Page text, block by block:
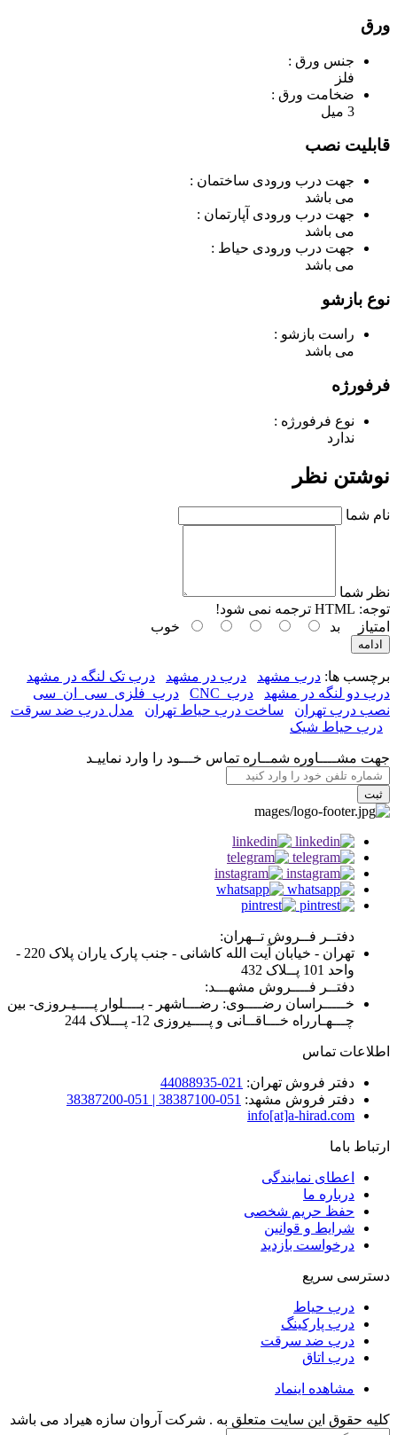
ورق
جنس ورق :
فلز
ضخامت ورق :
3 میل
قابلیت نصب
جهت درب ورودی ساختمان :
می باشد
جهت درب ورودی آپارتمان :
می باشد
جهت درب ورودی حیاط :
می باشد
نوع بازشو
راست بازشو :
می باشد
فرفورژه
نوع فرفورژه :
ندارد
نوشتن نظر
نام شما
نظر شما
توجه:
امتیاز
بد خوب
ادامه
برچسب ها: درب مشهد درب در مشهد
درب تک لنگه در مشهد
درب دو لنگه در مشهد
درب_CNC
درب_فلزی_سی_ان_سی
نصب درب تهران
ساخت درب حیاط تهران
مدل درب ضد سرقت
درب حیاط شیک
جهت مشــــاوره شمــاره تماس خـــود را وارد نماييـد
ثبت
دفتــر فــروش تــهران:
تهران - خیابان آیت الله کاشانی - جنب پارک یاران پلاک 220 -
واحد 101 پــلاک 432
دفتــر فــــروش مشهـــد:
خـــــراسان رضــــوی: رضـــاشهر - بــــلوار پــــیـروزی- بین
چـــهـارراه خـــاقــانی و پــــیروزی 12- پـــلاک 244
اطلاعات تماس
دفتر فروش تهران: 021-44088935
دفتر فروش مشهد: 051-38387100 | 051-38387200
info[at]a-hirad.com
ارتباط باما
اعطای نمایندگی
درباره ما
حفظ حریم شخصی
شرایط و قوانین
درخواست بازدید
دسترسی سریع
درب حیاط
درب پارکینگ
درب ضد سرقت
درب اتاق
مشاهده اینماد
كليه حقوق اين سايت متعلق به . شركت آروان سازه هیراد می باشد